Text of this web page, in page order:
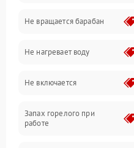
Слив
Программное обеспечение
Не вращается барабан
Не нагревает воду
Не включается
Запах горелого при
работе